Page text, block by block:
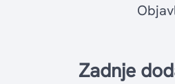
Zadnje